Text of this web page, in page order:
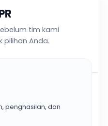
tim kami
pilihan Anda.
penghasilan, dan